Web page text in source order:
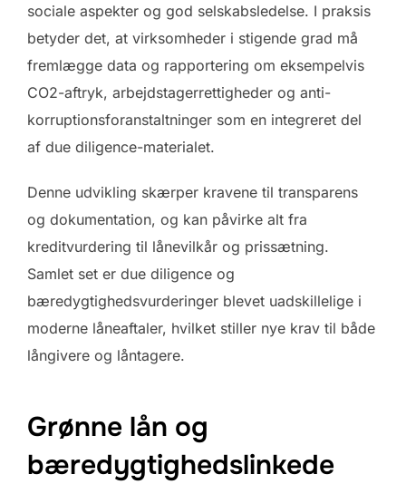
sociale aspekter og god selskabsledelse. I praksis
betyder det, at virksomheder i stigende grad må
fremlægge data og rapportering om eksempelvis
CO2-aftryk, arbejdstagerrettigheder og anti-
korruptionsforanstaltninger som en integreret del
af due diligence-materialet.
Denne udvikling skærper kravene til transparens
og dokumentation, og kan påvirke alt fra
kreditvurdering til lånevilkår og prissætning.
Samlet set er due diligence og
bæredygtighedsvurderinger blevet uadskillelige i
moderne låneaftaler, hvilket stiller nye krav til både
långivere og låntagere.
Grønne lån og
bæredygtighedslinkede